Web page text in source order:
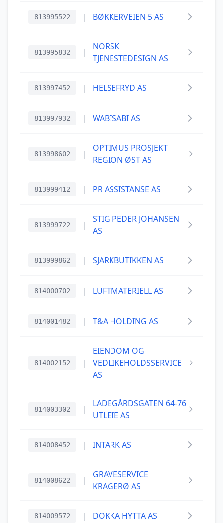
813995522 | BØKKERVEIEN 5 AS
813995832 |
NORSK
TJENESTEDESIGN AS
813997452 | HELSEFRYD AS
813997932 | WABISABI AS
813998602 |
OPTIMUS PROSJEKT
REGION ØST AS
813999412 | PR ASSISTANSE AS
813999722 |
STIG PEDER JOHANSEN
AS
813999862 | SJARKBUTIKKEN AS
814000702 | LUFTMATERIELL AS
814001482 | T&A HOLDING AS
814002152 |
EIENDOM OG
VEDLIKEHOLDSSERVICE
AS
814003302 |
LADEGÅRDSGATEN 64-76
UTLEIE AS
814008452 | INTARK AS
814008622 |
GRAVESERVICE
KRAGERØ AS
814009572 | DOKKA HYTTA AS